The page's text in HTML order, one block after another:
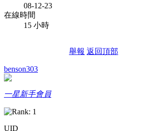
08-12-23
在線時間
15 小時
舉報 返回頂部
benson303
一星新手會員
UID